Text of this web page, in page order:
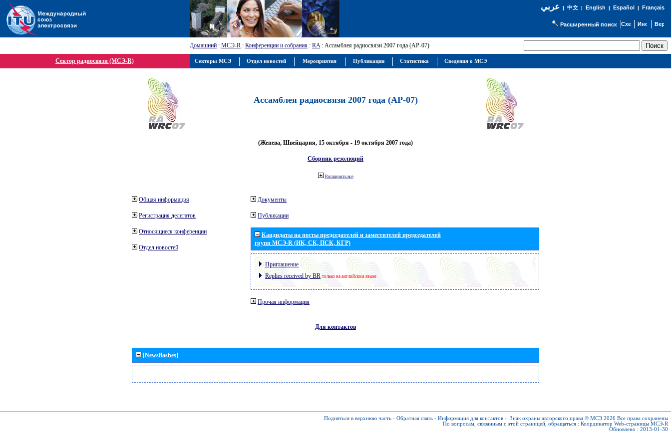
عربي| 中文| English | Español | Français
Расширенный поиск
Домашний : МСЭ-R : Конференции и собрания : RA: Ассамблея радиосвязи 2007 года (АР-07)
Сектор радиосвязи (МСЭ-R)
Ассамблея радиосвязи 2007 года (АР-07)
(Женева, Швейцария, 15 октября - 19 октября 2007 года)
Сборник резолюций
Расширить все
Общая информация
Регистрация делегатов
Относящиеся конференции
Отдел новостей
Документы
Публикации
Кандидаты на посты председателей и заместителей председателей
групп МСЭ-R (ИК, СК, ПСК, КГР)
Приглашение
Replies received by BR только на английском языке
Прочая информация
Для контактов
[Newsflashes]
Подняться в верхнюю часть - Обратная связь - Информация для контактов - Знак охраны авторского права © МСЭ 2026 Все права сохранены
По вопросам, связанным с этой страницей, обращаться : Координатор Web-страницы МСЭ-R
Обновлено : 2013-01-30
Секторы МСЭ Отдел новостей Мероприятия Публикации Статистика Сведения о МСЭ